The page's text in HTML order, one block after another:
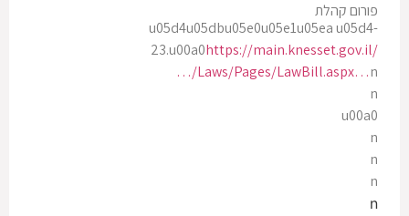
פורום קהלת
u05d4u05dbu05e0u05e1u05ea u05d4-
23.u00a0https://main.knesset.gov.il/
…/Laws/Pages/LawBill.aspx…n
n
u00a0
n
n
n
n